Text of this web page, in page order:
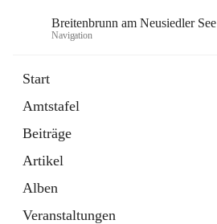
Breitenbrunn am Neusiedler See
Navigation
Start
Amtstafel
Beiträge
Artikel
Alben
Veranstaltungen
18 Schnellzugriffe
Gemeindeservice